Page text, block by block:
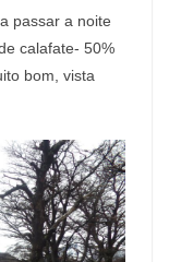
passar a noite
calafate- 50%
bom, vista